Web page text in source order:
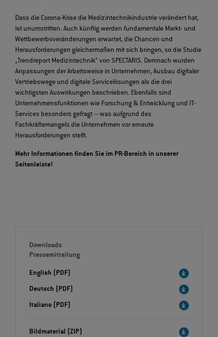
Dass die Corona-Krise die Medizintechnikindustrie verändert hat,
ist unumstritten. Auch künftig werden fundamentale Markt- und
Wettbewerbsveränderungen erwartet, die Chancen und
Herausforderungen gleichermaßen mit sich bringen, so die Studie
„Trendreport Medizintechnik“ von SPECTARIS. Demnach wurden
Anpassungen der Arbeitsweise in Unternehmen, Ausbau digitaler
Vertriebswege und digitale Servicelösungen als die drei
wichtigsten Auswirkungen beschrieben. Ebenfalls sind
Unternehmensfunktionen wie Forschung & Entwicklung und IT-
Services besonders gefragt – was aufgrund des
Fachkräftemangels die Unternehmen vor erneute
Herausforderungen stellt.
Mehr Informationen finden Sie im PR-Bereich in unserer
Seitenleiste!
Downloads
Pressemitteilung
English (PDF)
Deutsch (PDF)
Italiano (PDF)
Bildmaterial (ZIP)